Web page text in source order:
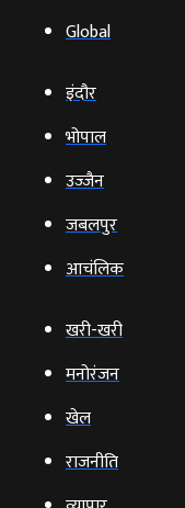
Global
इंदौर
भोपाल
उज्‍जैन
जबलपुर
आचंलिक
खरी-खरी
मनोरंजन
खेल
राजनीति